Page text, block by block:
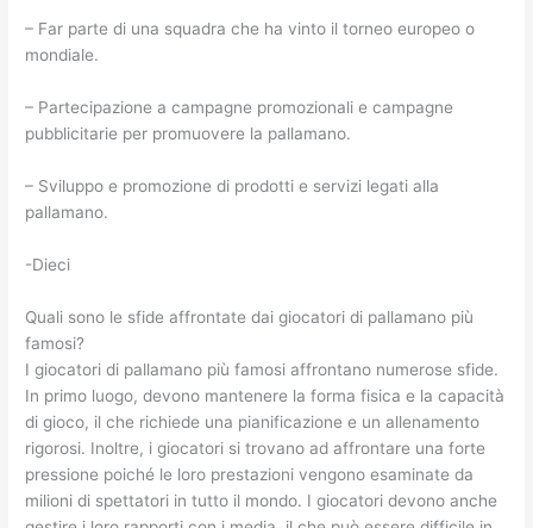
– Far parte di una squadra che ha vinto il torneo europeo o
mondiale.
– Partecipazione a campagne promozionali e campagne
pubblicitarie per promuovere la pallamano.
– Sviluppo e promozione di prodotti e servizi legati alla
pallamano.
-Dieci
Quali sono le sfide affrontate dai giocatori di pallamano più
famosi?
I giocatori di pallamano più famosi affrontano numerose sfide.
In primo luogo, devono mantenere la forma fisica e la capacità
di gioco, il che richiede una pianificazione e un allenamento
rigorosi. Inoltre, i giocatori si trovano ad affrontare una forte
pressione poiché le loro prestazioni vengono esaminate da
milioni di spettatori in tutto il mondo. I giocatori devono anche